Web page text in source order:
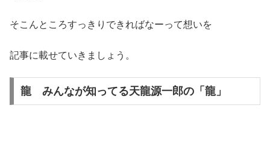
そこんところすっきりできればなーって想いを
記事に載せていきましょう。
龍 みんなが知ってる天龍源一郎の「龍」